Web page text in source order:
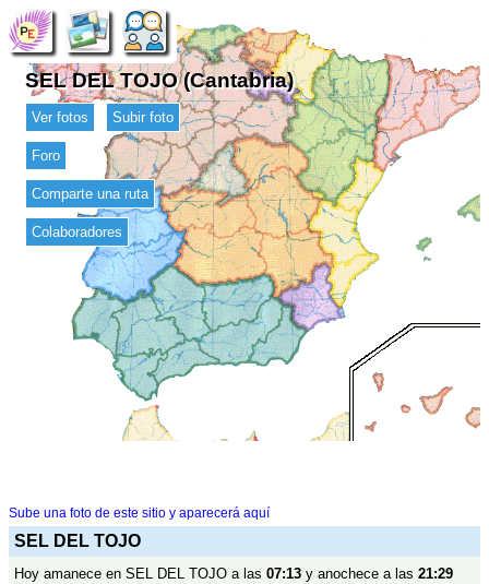
SEL DEL TOJO (Cantabria)
Ver fotos Subir foto
Foro
Comparte una ruta
Colaboradores
Sube una foto de este sitio y aparecerá aquí
SEL DEL TOJO
Hoy amanece en SEL DEL TOJO a las 07:13 y anochece a las 21:29